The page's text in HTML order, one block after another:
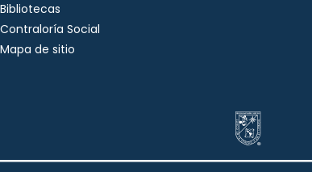
Bibliotecas
Contraloría Social
Mapa de sitio